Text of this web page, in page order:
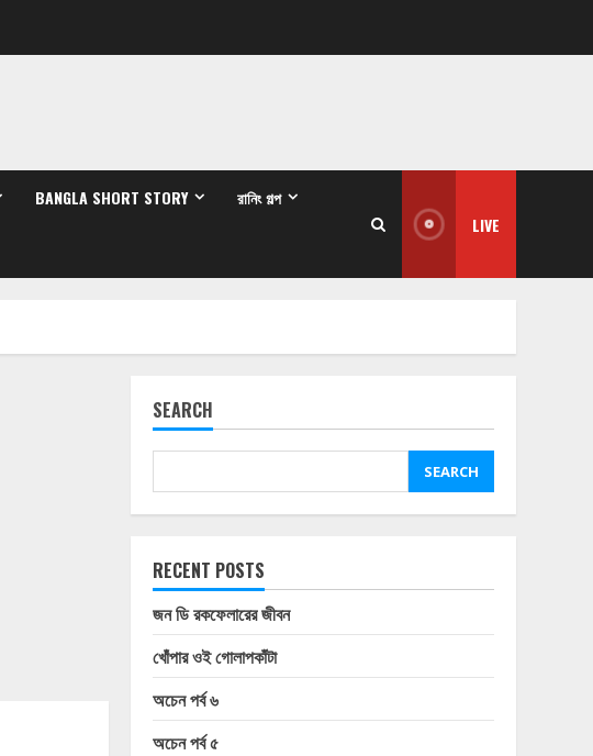
BANGLA SHORT STORY রানিং গল্প
LIVE
SEARCH
SEARCH
RECENT POSTS
জন ডি রকফেলারের জীবন
খোঁপার ওই গোলাপকাঁটা
অচেন পর্ব ৬
অচেন পর্ব ৫